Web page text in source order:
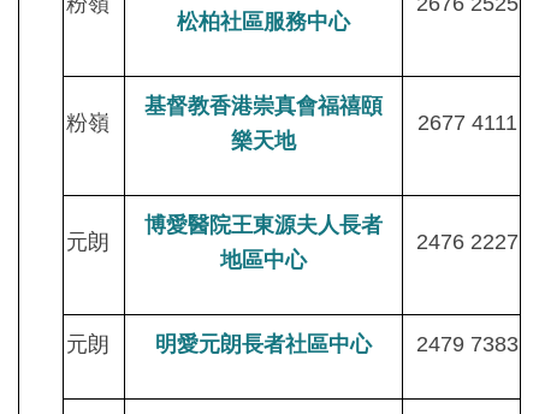
松柏社區服務中心
粉嶺
基督教香港崇真會福禧頤
樂天地
2677 4111
元朗
博愛醫院王東源夫人長者
地區中心
2476 2227
元朗 明愛元朗長者社區中心 2479 7383